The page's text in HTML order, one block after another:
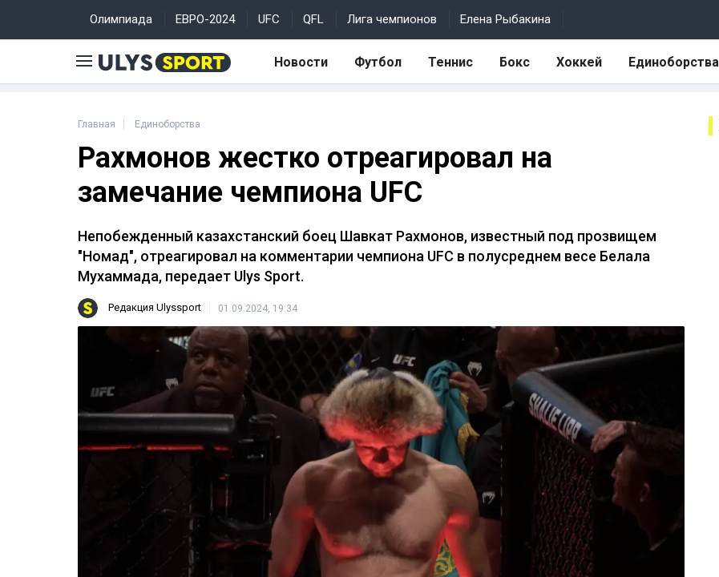
Олимпиада ЕВРО-2024 UFC QFL Лига чемпионов Елена Рыбакина
Новости Футбол Теннис Бокс Хоккей Единоборства
Главная Единоборства
Рахмонов жестко отреагировал на
замечание чемпиона UFC
Непобежденный казахстанский боец Шавкат Рахмонов, известный под прозвищем
"Номад", отреагировал на комментарии чемпиона UFC в полусреднем весе Белала
Мухаммада, передает Ulys Sport.
Редакция Ulyssport 01.09.2024, 19:34